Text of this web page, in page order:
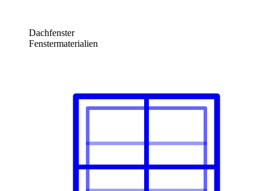
Dachfenster
Fenstermaterialien